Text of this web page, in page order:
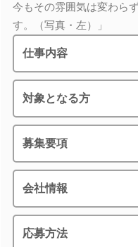
今もその雰囲気は変わら
す。（写真・左）」
仕事内容
対象となる方
募集要項
会社情報
応募方法